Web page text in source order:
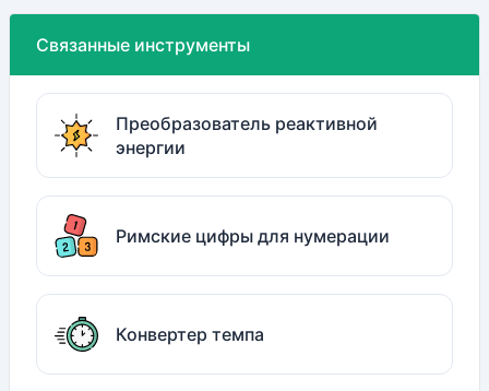
Связанные инструменты
Преобразователь реактивной
энергии
Римские цифры для нумерации
Конвертер темпа